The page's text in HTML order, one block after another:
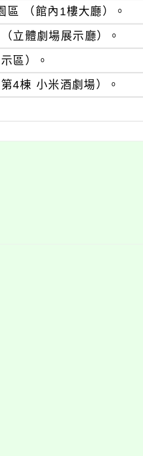
（館內1樓大廳）。
立體劇場展示廳）。
區）。
4棟 小米酒劇場）。